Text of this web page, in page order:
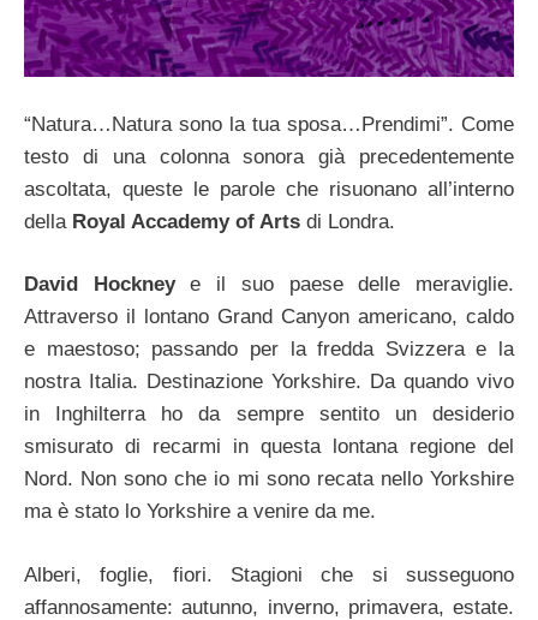
“Natura…Natura sono la tua sposa…Prendimi”. Come
testo di una colonna sonora già precedentemente
ascoltata, queste le parole che risuonano all’interno
della Royal Accademy of Arts di Londra.
David Hockneye il suo paese delle meraviglie.
Attraverso il lontano Grand Canyon americano, caldo
e maestoso; passando per la fredda Svizzera e la
nostra Italia. Destinazione Yorkshire. Da quando vivo
in Inghilterra ho da sempre sentito un desiderio
smisurato di recarmi in questa lontana regione del
Nord. Non sono che io mi sono recata nello Yorkshire
ma è stato lo Yorkshire a venire da me.
Alberi, foglie, fiori. Stagioni che si susseguono
affannosamente: autunno, inverno, primavera, estate.